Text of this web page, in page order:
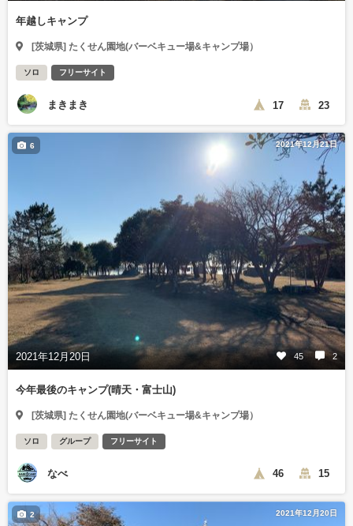
年越しキャンプ
[茨城県] たくせん園地(バーベキュー場&キャンプ場）
ソロ フリーサイト
まきまき 17 23
2021年12月21日
2021年12月20日 45 2
6
今年最後のキャンプ(晴天・富士山)
[茨城県] たくせん園地(バーベキュー場&キャンプ場）
ソロ グループ フリーサイト
なべ 46 15
2021年12月20日
2